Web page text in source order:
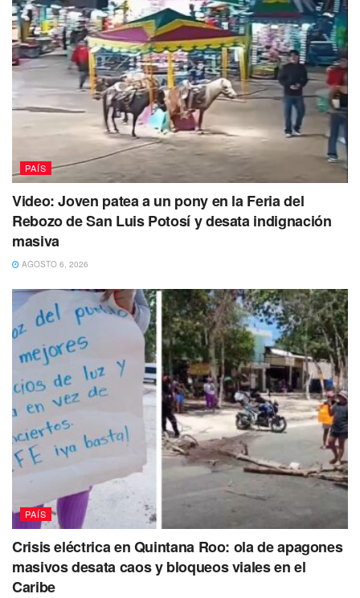
PAÍS
Video: Joven patea a un pony en la Feria del
Rebozo de San Luis Potosí y desata indignación
masiva
AGOSTO 6, 2026
PAÍS
Crisis eléctrica en Quintana Roo: ola de apagones
masivos desata caos y bloqueos viales en el
Caribe